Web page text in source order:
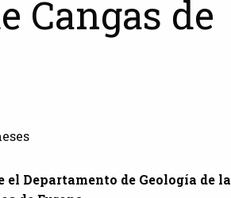
Cangas de
el Departamento de Geología de la